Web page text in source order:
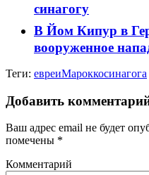
синагогу
В Йом Кипур в
вооруженное
Теги: евреиМароккосинагога
Добавить
Ваш адрес email не будет
помечены *
Комментарий